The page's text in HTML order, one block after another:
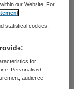
betreft het
ervan
our Website. For
statistical cookies,
for
Personalised
audience